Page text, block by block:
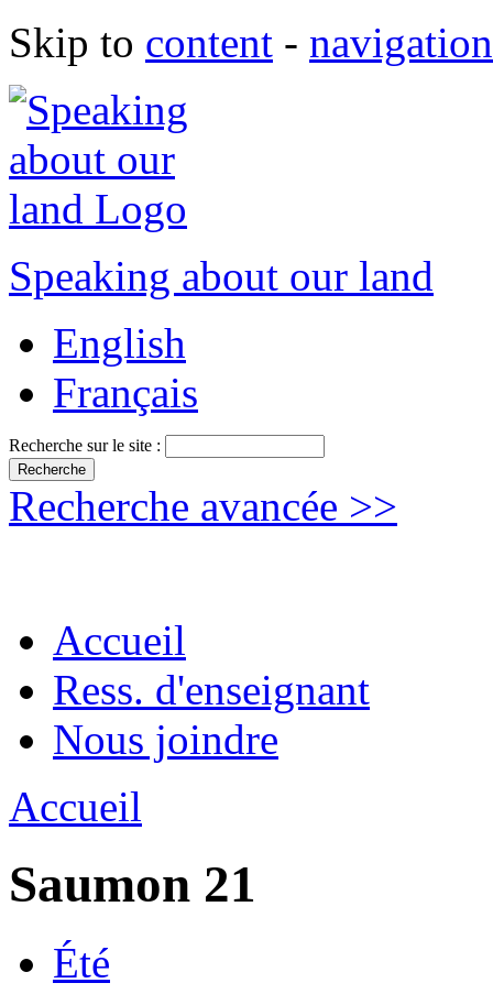
Skip to content - navigation
Speaking about our land
English
Français
Recherche sur le site :
Recherche avancée >>
Accueil
Ress. d'enseignant
Nous joindre
Accueil
Saumon 21
Été